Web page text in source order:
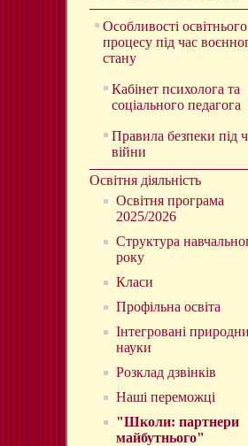
Особливості освітнього
процесу під час
стану
Кабінет психолога та
соціального педагога
Правила безпеки під
війни
Освітня діяльність
Освітня програма
2025/2026
Структура
року
Класи
Профільна освіта
Інтегровані
науки
Розклад дзвінків
Наші переможці
"Школи: партнери
майбутнього"